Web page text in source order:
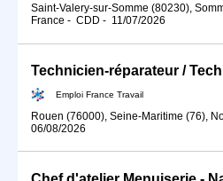
Saint-Valery-sur-Somme (80230),
France - CDD - 11/07/2026
Emploi France Travail
Rouen (76000), Seine-Maritime (76),
06/08/2026